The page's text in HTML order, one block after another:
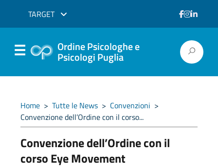
TARGET
Ordine Psicologhe e
Psicologi Puglia
Home > Tutte le News > Convenzioni >
Convenzione dell’Ordine con il corso...
Convenzione dell’Ordine con il
corso Eye Movement